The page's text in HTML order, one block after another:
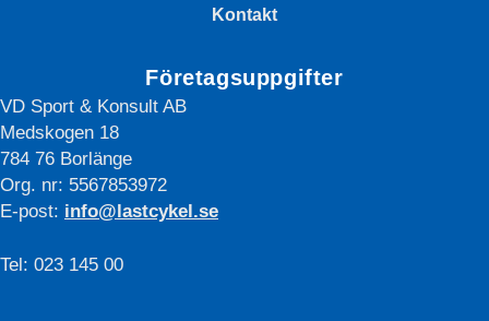
Kontakt
Företagsuppgifter
VD Sport & Konsult AB
Medskogen 18
784 76 Borlänge
Org. nr: 5567853972
E-post: info@lastcykel.se
Tel: 023 145 00